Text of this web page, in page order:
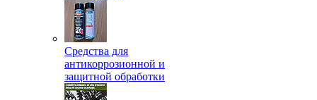
Средства для
антикоррозионной и
защитной обработки